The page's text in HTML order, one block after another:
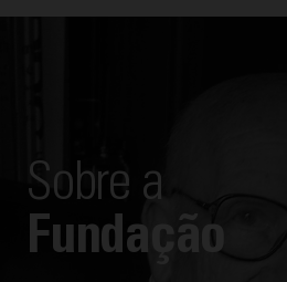
Sobre a
Fundação